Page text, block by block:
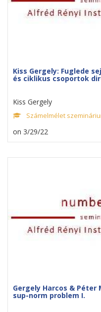
Kiss Gergely: Fuglede
és ciklikus csoportok
Kiss Gergely
Számelmélet
on 3/29/22
Gergely Harcos & Péter
sup-norm problem I.